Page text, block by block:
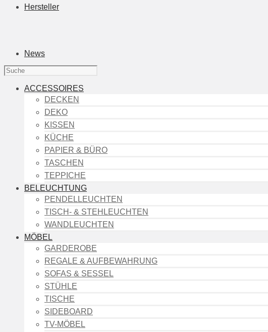
Hersteller
News
ACCESSOIRES
DECKEN
DEKO
KISSEN
KÜCHE
PAPIER & BÜRO
TASCHEN
TEPPICHE
BELEUCHTUNG
PENDELLEUCHTEN
TISCH- & STEHLEUCHTEN
WANDLEUCHTEN
MÖBEL
GARDEROBE
REGALE & AUFBEWAHRUNG
SOFAS & SESSEL
STÜHLE
TISCHE
SIDEBOARD
TV-MÖBEL